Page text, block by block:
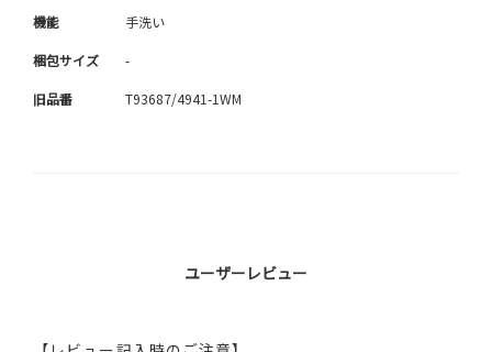
機能 手洗い
梱包サイズ -
旧品番 T93687/4941-1WM
ユーザーレビュー